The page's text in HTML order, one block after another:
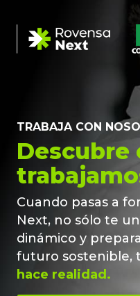
TRABAJA CON
Descubre
Cuando pasas a
Next, no sólo te
dinámico y
futuro sostenible, t
hace realidad.